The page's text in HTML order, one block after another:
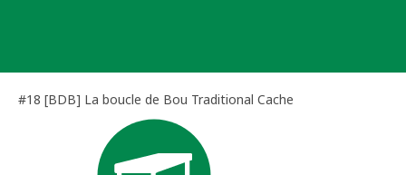
#18 [BDB] La boucle de Bou Traditional Cache